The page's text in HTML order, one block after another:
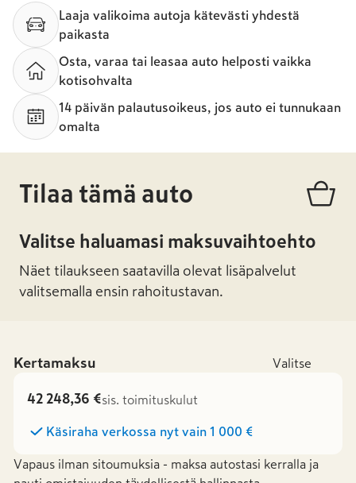
Laaja valikoima autoja kätevästi yhdestä
paikasta
Osta, varaa tai leasaa auto helposti vaikka
kotisohvalta
14 päivän palautusoikeus, jos auto ei tunnukaan
omalta
Tilaa tämä auto
Valitse haluamasi maksuvaihtoehto
Näet tilaukseen saatavilla olevat lisäpalvelut
valitsemalla ensin rahoitustavan.
Kertamaksu Valitse
42 248,36 €sis. toimituskulut
Käsiraha verkossa nyt vain 1 000 €
Vapaus ilman sitoumuksia - maksa autostasi kerralla ja